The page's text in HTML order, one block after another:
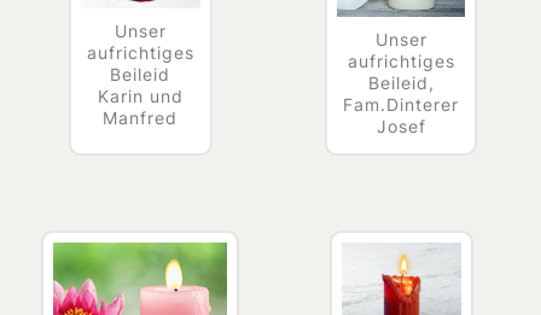
Unser
aufrichtiges
Beileid
Karin und
Manfred
Unser
aufrichtiges
Beileid,
Fam.Dinterer
Josef